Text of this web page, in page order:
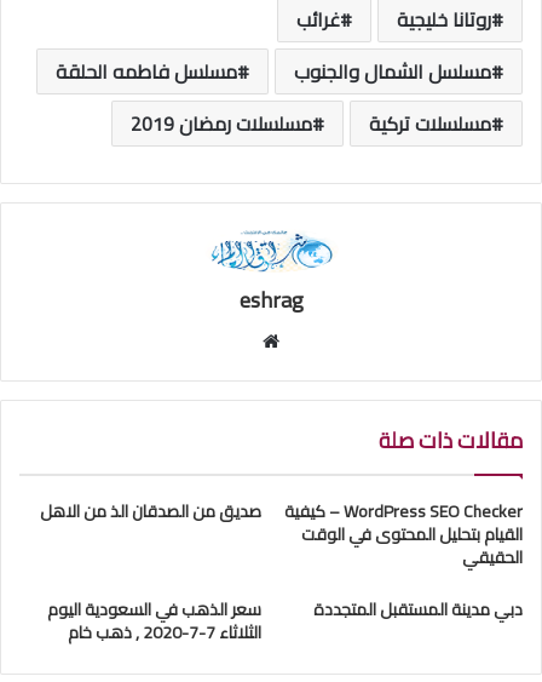
روتانا خليجية
غرائب
مسلسل الشمال والجنوب
مسلسل فاطمه الحلقة
مسلسلات تركية
مسلسلات رمضان 2019
eshrag
مقالات ذات صلة
WordPress SEO Checker – كيفية
القيام بتحليل المحتوى في الوقت
الحقيقي
صديق من الصدقان الذ من الاهل
دبي مدينة المستقبل المتجددة سعر الذهب في السعودية اليوم
الثلاثاء 7-7-2020 , ذهب خام